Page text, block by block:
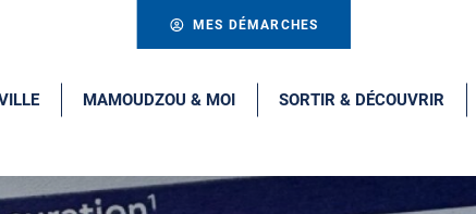
MES DÉMARCHES
MAMOUDZOU & MOI SORTIR & DÉCOUVRIR